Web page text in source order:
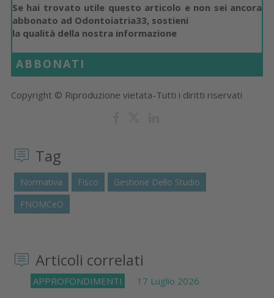
Se hai trovato utile questo articolo e non sei ancora
abbonato ad Odontoiatria33, sostieni
la qualità della nostra informazione
ABBONATI
Copyright © Riproduzione vietata-Tutti i diritti riservati
Tag
Normativa Fisco
Gestione Dello Studio
FNOMCeO
Articoli correlati
APPROFONDIMENTI 17 Luglio 2026